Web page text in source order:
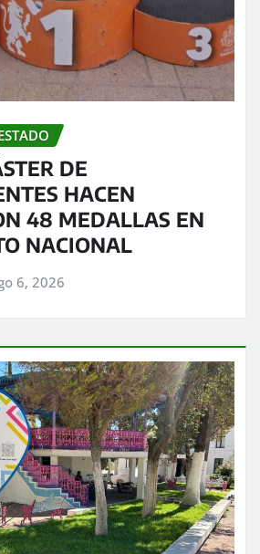
DE
HACEN
48 MEDALLAS EN
NACIONAL
6, 2026